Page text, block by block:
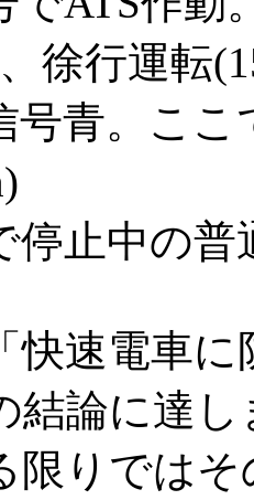
徐行運転
号青。こ
停止中の
快速電車
結論に達
限りでは